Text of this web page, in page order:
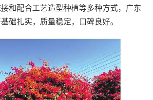
和配合工艺造型种植等多种方式，广东
础扎实，质量稳定，口碑良好。